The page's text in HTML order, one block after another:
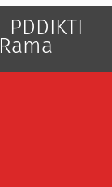
PDDIKTI
Rama